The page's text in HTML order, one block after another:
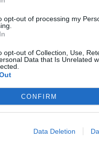
opt-out of processing my
opt-out of Collection, Use,
Data that Is Unrelated
CONFIRM
Data Deletion
Condiciones de acceso
Idioma del material
materiales relacionados
y localización de
originales
Archivo
y localización de
No se